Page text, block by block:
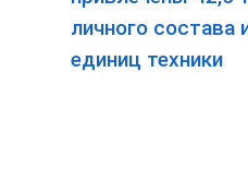
личного состава
единиц техники